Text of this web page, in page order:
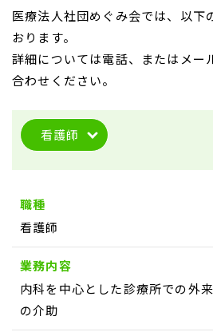
医療法人社団めぐみ会では、以下
おります。
詳細については電話、またはメー
合わせください。
看護師
職種
看護師
業務内容
内科を中心とした診療所での外
の介助